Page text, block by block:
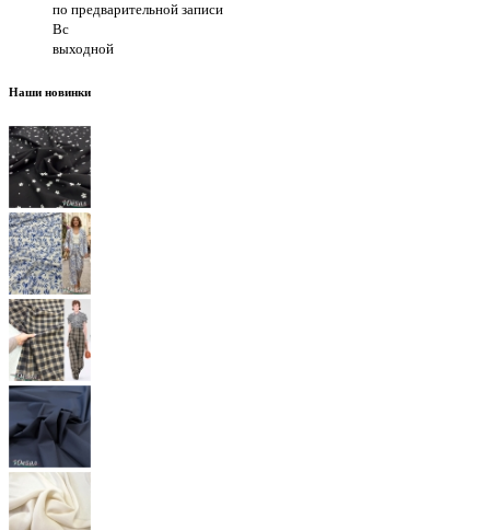
по предварительной записи
Вс
выходной
Наши новинки